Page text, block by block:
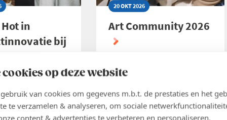
cookies op deze website
van cookies om gegevens m.b.t. de prestaties en het
te verzamelen & analyseren, om sociale
content & advertenties te verbeteren en personaliseren.
in
bij
20 OKT 2026
Art Community 2026
Inschrijven
LEES MEER
ABOUT